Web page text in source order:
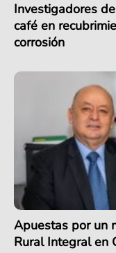
Investigadores
café en
corrosión
Apuestas por un
Rural Integral en